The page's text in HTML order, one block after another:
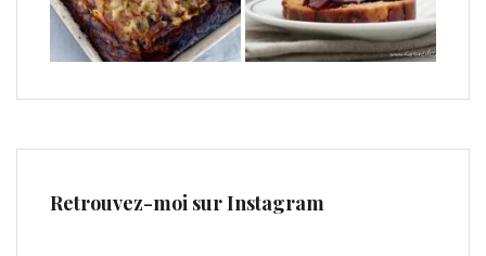
Retrouvez-moi sur Instagram